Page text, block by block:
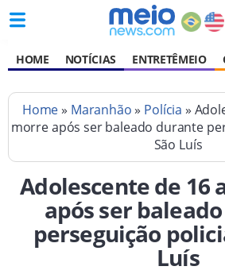
HOME NOTÍCIAS ENTRETÊMEIO
Home» Maranhão» Polícia »
morre após ser baleado durante
São Luís
Adolescente de 16
após ser
perseguição
Luís